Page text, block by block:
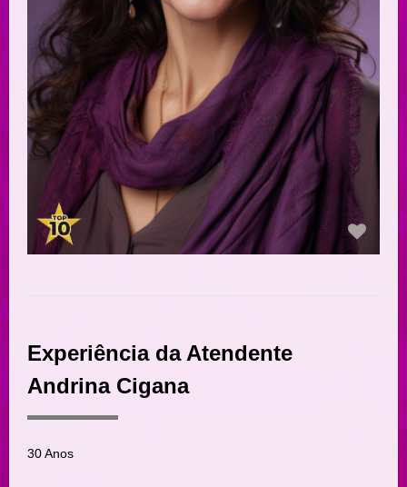
Experiência da Atendente
Andrina Cigana
30 Anos